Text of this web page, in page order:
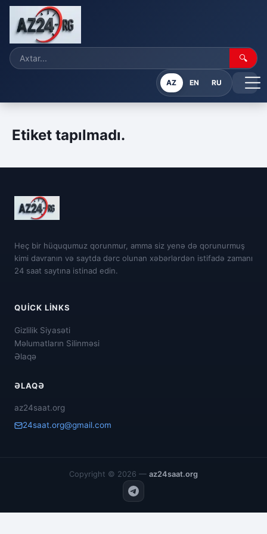
🔍
AZ EN RU
Etiket tapılmadı.
Heç bir hüququmuz qorunmur, amma siz yenə də qorunurmuş
kimi davranın və saytda dərc olunan xəbərlərdən istifadə zamanı
24 saat saytına istinad edin.
QUICK LINKS
Gizlilik Siyasəti
Məlumatların Silinməsi
Əlaqə
ƏLAQƏ
az24saat.org
24saat.org@gmail.com
Copyright © 2026 — az24saat.org